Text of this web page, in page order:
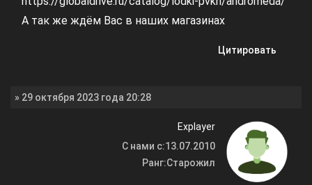
А так же ждём Вас в наших магазинах
Цитировать
» 29 октября 2023 года 20:28
Explayer
С нами с:13.07.2010
Ранг:Старожил